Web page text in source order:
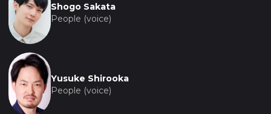
Shogo Sakata
People (voice)
Yusuke Shirooka
People (voice)